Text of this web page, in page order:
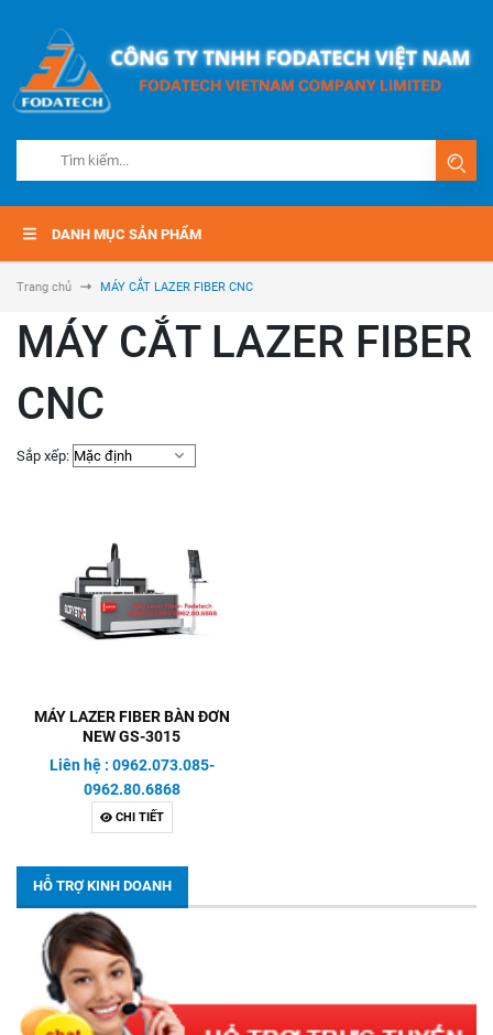
DANH MỤC SẢN PHẨM
Trang chủ MÁY CẮT LAZER FIBER CNC
HỖ TRỢ KINH DOANH
MÁY CẮT LAZER FIBER
CNC
Sắp xếp:
MÁY LAZER FIBER BÀN ĐƠN
NEW GS-3015
Liên hệ : 0962.073.085-
0962.80.6868
CHI TIẾT